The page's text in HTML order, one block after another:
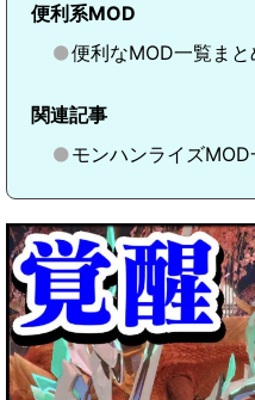
便利系MOD
便利なMOD一覧まと
関連記事
モンハンライズMOD